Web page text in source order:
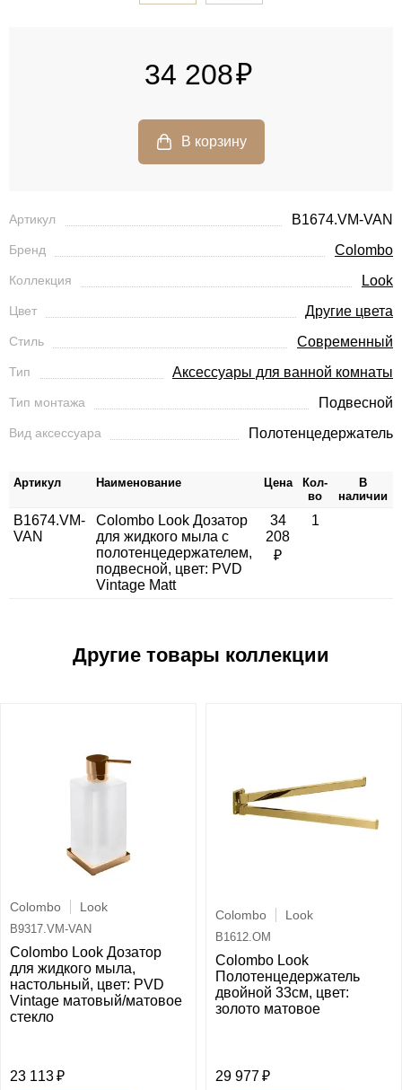
Артикул B1674.VM-VAN
Бренд Colombo
Коллекция Look
Цвет Другие цвета
Стиль Современный
Тип Аксессуары для ванной комнаты
Тип монтажа Подвесной
Вид аксессуара Полотенцедержатель
34 208
Артикул Наименование Цена
Кол-
во
В
наличии
B1674.VM-
VAN
Colombo Look Дозатор
для жидкого мыла с
полотенцедержателем,
подвесной, цвет: PVD
Vintage Matt
34
208
₽
1
Colombo Look
B9317.VM-VAN
Colombo Look Дозатор
для жидкого мыла,
настольный, цвет: PVD
Vintage матовый/матовое
стекло
23 113
Colombo Look
B1612.OM
Colombo Look
Полотенцедержатель
двойной 33см, цвет:
золото матовое
29 977